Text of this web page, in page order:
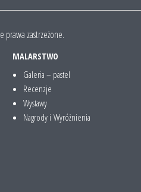
prawa zastrzeżone.
MALARSTWO
Galeria – pastel
Recenzje
Wystawy
Nagrody i Wyróżnienia